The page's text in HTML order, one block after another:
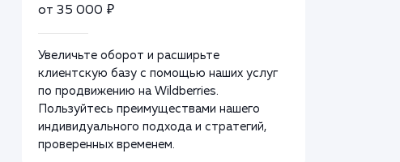
от 35 000 ₽
Увеличьте оборот и расширьте
клиентскую базу с помощью наших услуг
по продвижению на Wildberries.
Пользуйтесь преимуществами нашего
индивидуального подхода и стратегий,
проверенных временем.